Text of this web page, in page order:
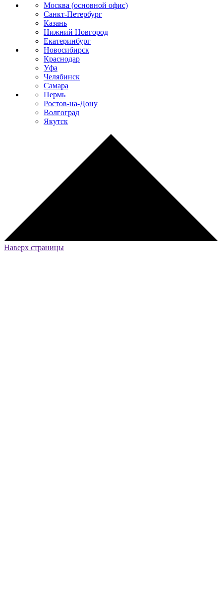
Москва (основной офис)
Санкт-Петербург
Казань
Нижний Новгород
Екатеринбург
Новосибирск
Краснодар
Уфа
Челябинск
Самара
Пермь
Ростов-на-Дону
Волгоград
Якутск
Наверх страницы